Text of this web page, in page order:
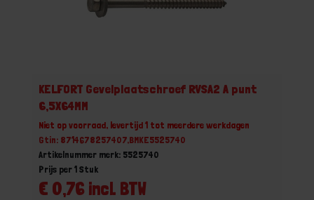
KELFORT Gevelplaatschroef RVSA2 A punt
6,5X64MM
Niet op voorraad, levertijd 1 tot meerdere werkdagen
Gtin: 8714678257407,BMKE5525740
Artikelnummer merk: 5525740
€ 0,76 incl. BTW
Prijs per 1 Stuk